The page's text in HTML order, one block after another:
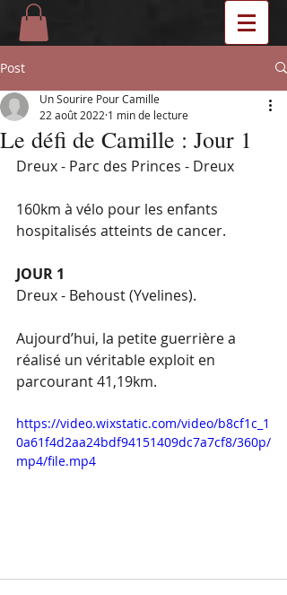
Post
Le défi de Camille : Jour 1
Un Sourire Pour Camille
22 août 2022 1 min de lecture
Dreux - Parc des Princes - Dreux
160km à vélo pour les enfants
hospitalisés atteints de cancer.
JOUR 1
Dreux - Behoust (Yvelines).
Aujourd’hui, la petite guerrière a
réalisé un véritable exploit en
parcourant 41,19km.
https://video.wixstatic.com/video/b8cf1c_1
0a61f4d2aa24bdf94151409dc7a7cf8/360p/
mp4/file.mp4